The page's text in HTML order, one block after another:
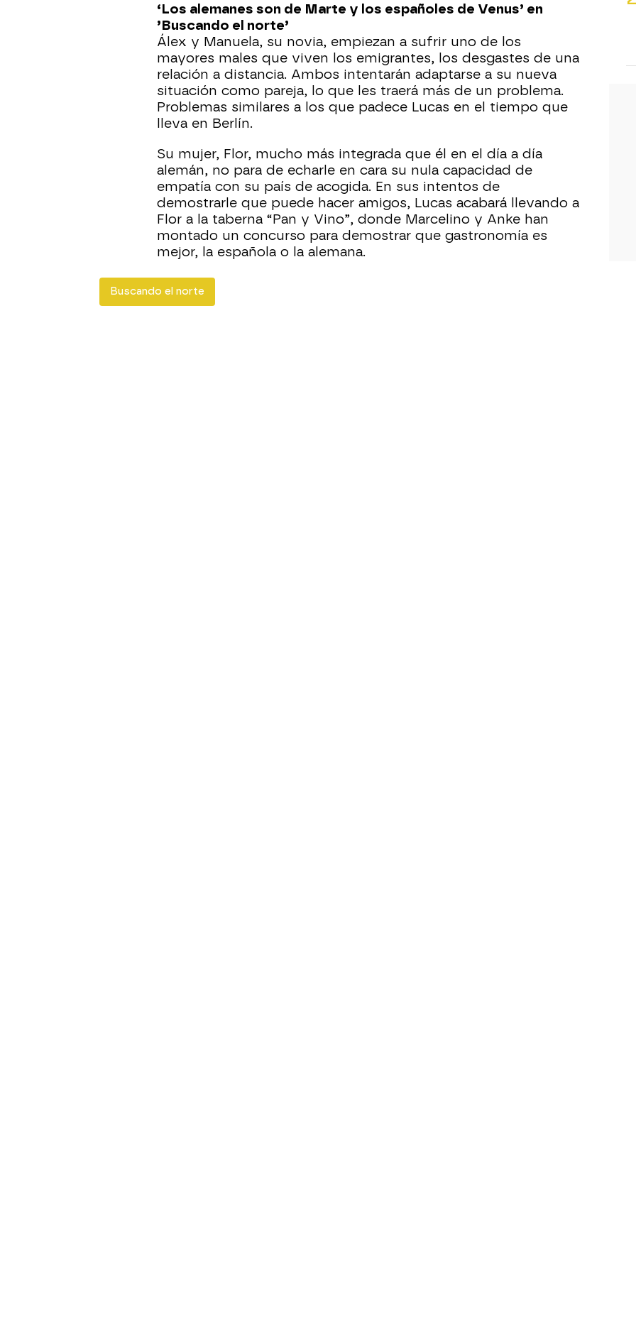
‘Los alemanes son de Marte y los españoles de Venus’ en
’Buscando el norte’
Álex y Manuela, su novia, empiezan a sufrir uno de los
mayores males que viven los emigrantes, los desgastes de una
relación a distancia. Ambos intentarán adaptarse a su nueva
situación como pareja, lo que les traerá más de un problema.
Problemas similares a los que padece Lucas en el tiempo que
lleva en Berlín.
Su mujer, Flor, mucho más integrada que él en el día a día
alemán, no para de echarle en cara su nula capacidad de
empatía con su país de acogida. En sus intentos de
demostrarle que puede hacer amigos, Lucas acabará llevando a
Flor a la taberna “Pan y Vino”, donde Marcelino y Anke han
montado un concurso para demostrar que gastronomía es
mejor, la española o la alemana.
Buscando el norte